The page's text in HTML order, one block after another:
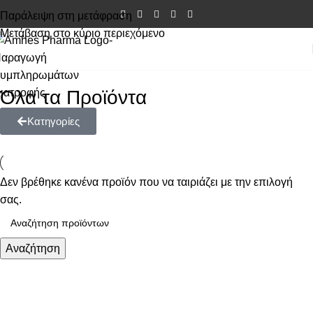
Παράλειψη στη μετάφραση
Μετάβαση στο κύριο περιεχόμενο
Όλα τα Προϊόντα
Κατηγορίες
Δεν βρέθηκε κανένα προϊόν που να ταιριάζει με την επιλογή
σας.
Αναζήτηση